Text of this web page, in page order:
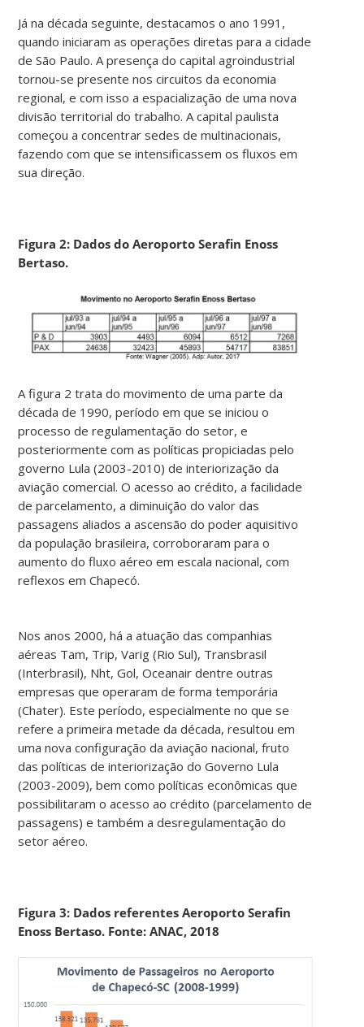
Já na década seguinte, destacamos o ano 1991,
quando iniciaram as operações diretas para a cidade
de São Paulo. A presença do capital agroindustrial
tornou-se presente nos circuitos da economia
regional, e com isso a espacialização de uma nova
divisão territorial do trabalho. A capital paulista
começou a concentrar sedes de multinacionais,
fazendo com que se intensificassem os fluxos em
sua direção.
Figura 2: Dados do Aeroporto Serafin Enoss
Bertaso.
A figura 2 trata do movimento de uma parte da
década de 1990, período em que se iniciou o
processo de regulamentação do setor, e
posteriormente com as políticas propiciadas pelo
governo Lula (2003-2010) de interiorização da
aviação comercial. O acesso ao crédito, a facilidade
de parcelamento, a diminuição do valor das
passagens aliados a ascensão do poder aquisitivo
da população brasileira, corroboraram para o
aumento do fluxo aéreo em escala nacional, com
reflexos em Chapecó.
Nos anos 2000, há a atuação das companhias
aéreas Tam, Trip, Varig (Rio Sul), Transbrasil
(Interbrasil), Nht, Gol, Oceanair dentre outras
empresas que operaram de forma temporária
(Chater). Este período, especialmente no que se
refere a primeira metade da década, resultou em
uma nova configuração da aviação nacional, fruto
das políticas de interiorização do Governo Lula
(2003-2009), bem como políticas econômicas que
possibilitaram o acesso ao crédito (parcelamento de
passagens) e também a desregulamentação do
setor aéreo.
Figura 3: Dados referentes Aeroporto Serafin
Enoss Bertaso. Fonte: ANAC, 2018